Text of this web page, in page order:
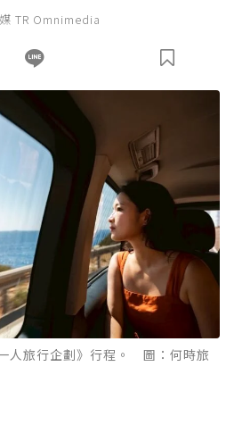
TR Omnimedia
人旅行企劃》行程。 圖：何時旅